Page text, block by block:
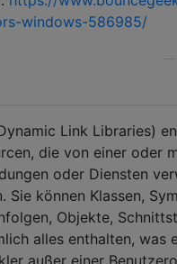
windows-586985/
Link Libraries)
die von einer oder
oder Diensten
Sie können Klassen,
Objekte,
alles enthalten, was
außer einer